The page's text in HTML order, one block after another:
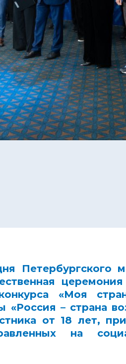
Петербургского
«Моя
«Россия – страна
от 18 лет,
на